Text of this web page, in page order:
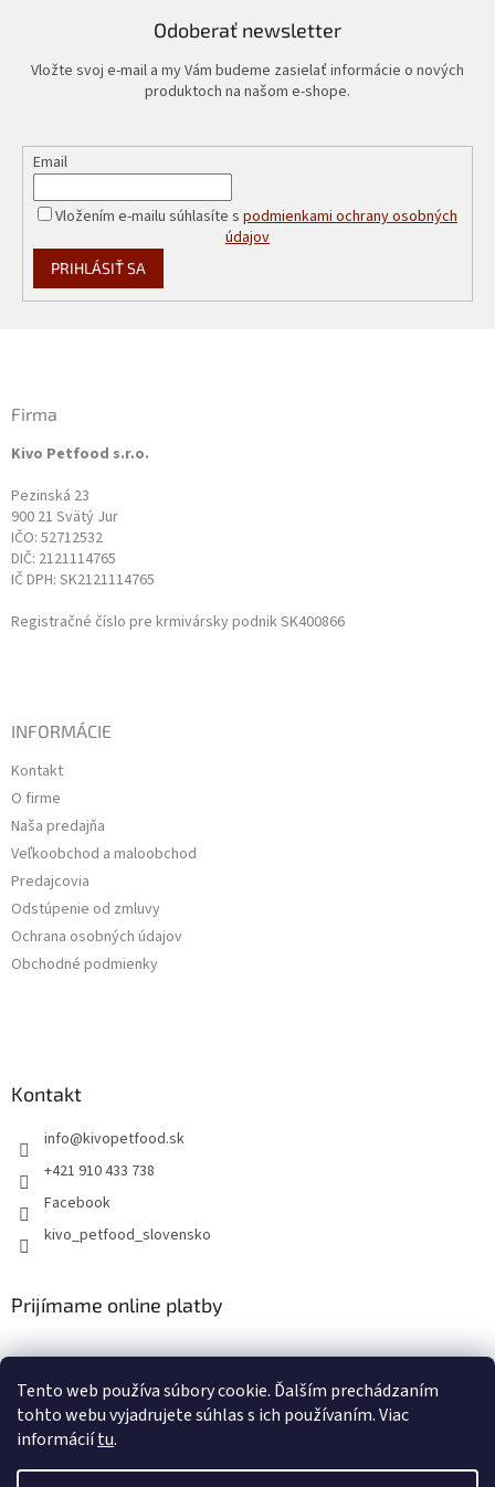
Tento web používa súbory cookie. Ďalším prechádzaním
tohto webu vyjadrujete súhlas s ich používaním. Viac
informáciítu.
Odoberať newsletter
Vložte svoj e-mail a my Vám budeme zasielať informácie o nových
produktoch na našom e-shope.
Email
Vložením e-mailu súhlasíte s podmienkami ochrany osobných
údajov
PRIHLÁSIŤ SA
Firma
Kivo Petfood s.r.o.
Pezinská 23
900 21 Svätý Jur
IČO: 52712532
DIČ: 2121114765
IČ DPH: SK2121114765
Registračné číslo pre krmivársky podnik SK400866
INFORMÁCIE
Kontakt
O firme
Naša predajňa
Veľkoobchod a maloobchod
Predajcovia
Odstúpenie od zmluvy
Ochrana osobných údajov
Obchodné podmienky
Kontakt
info@kivopetfood.sk
+421 910 433 738
Facebook
kivo_petfood_slovensko
Prijímame online platby